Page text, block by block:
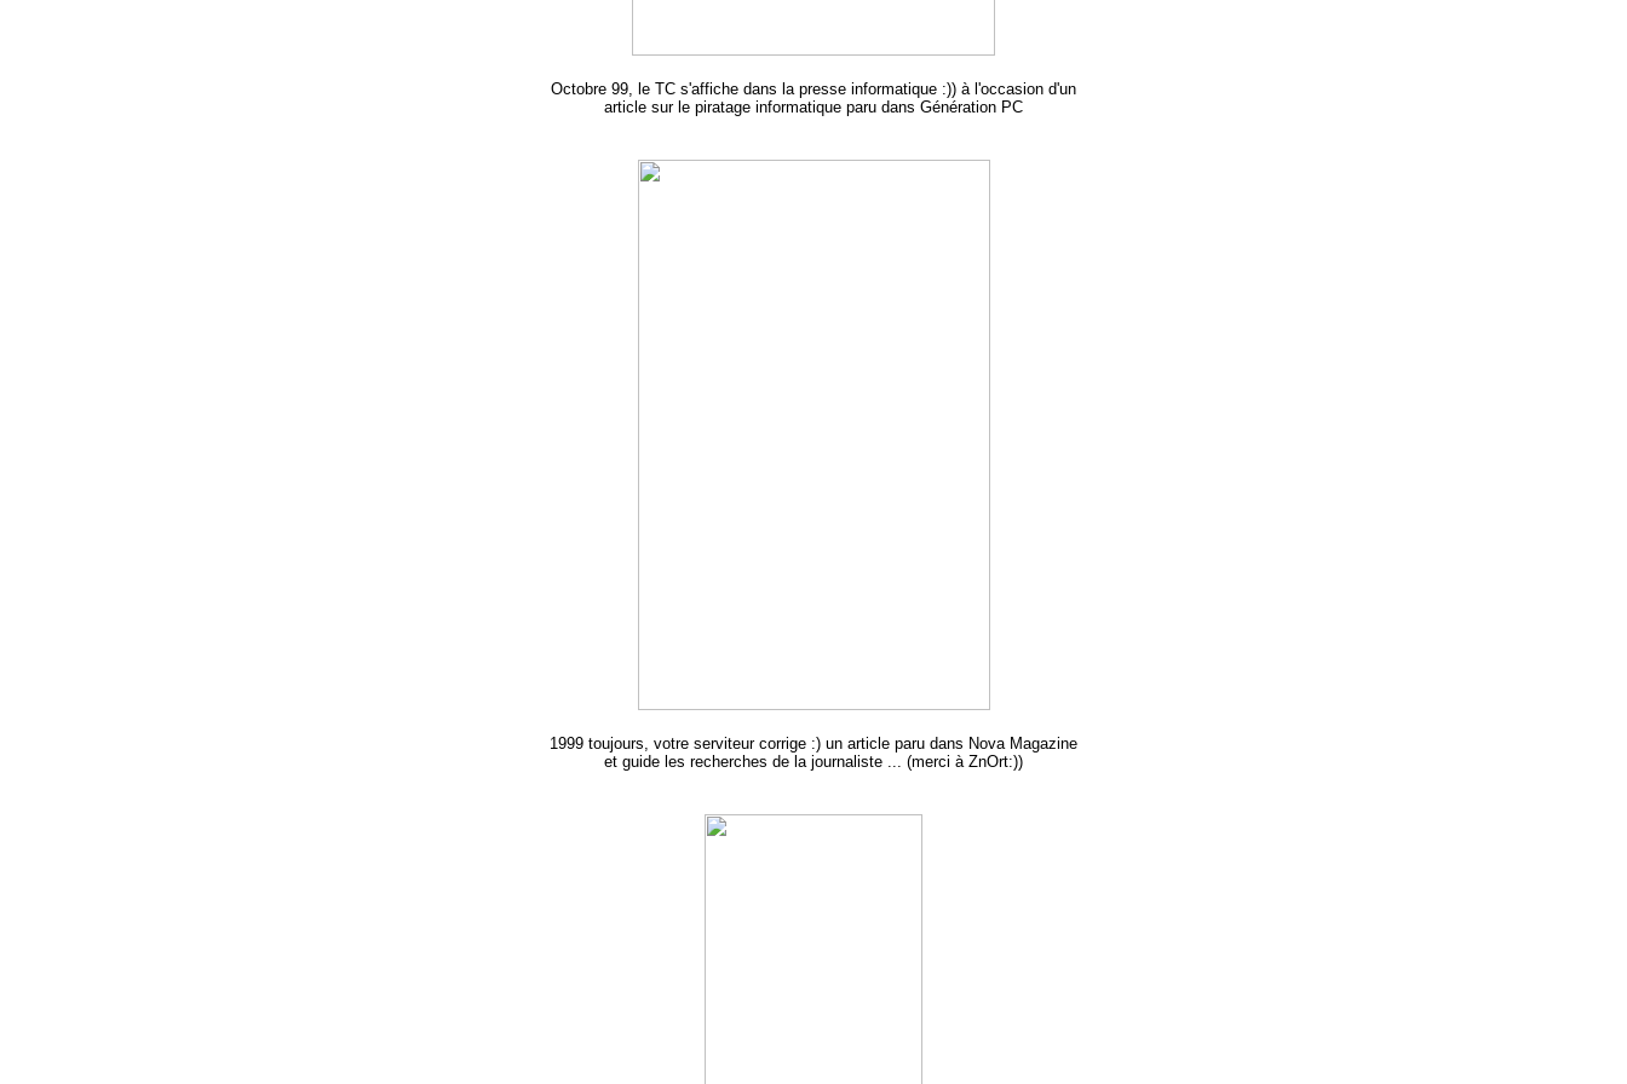
Octobre 99, le TC s'affiche dans la presse informatique :)) à l'occasion d'un
article sur le piratage informatique paru dans Génération PC
1999 toujours, votre serviteur corrige :) un article paru dans Nova Magazine
et guide les recherches de la journaliste ... (merci à ZnOrt:))